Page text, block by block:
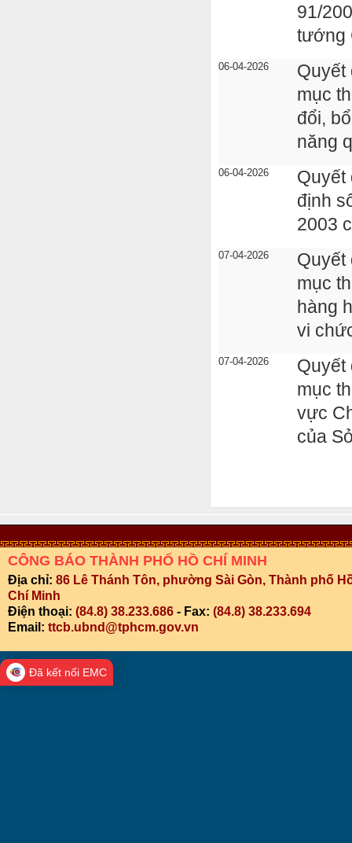
91/
tướng
06-04-2026
Quyết
mục
đổi,
năng
06-04-2026
Quyết
định
2003
07-04-2026
Quyết
mục
hàng
vi
07-04-2026
Quyết
mục
vực
của
CÔNG BÁO THÀNH PHỐ HỒ CHÍ MINH
Địa chỉ: 86 Lê Thánh Tôn, phường Sài Gòn, Thành phố
Chí Minh
Điện thoại: (84.8) 38.233.686 - Fax: (84.8) 38.233.694
Email: ttcb.ubnd@tphcm.gov.vn
Đã kết nối EMC